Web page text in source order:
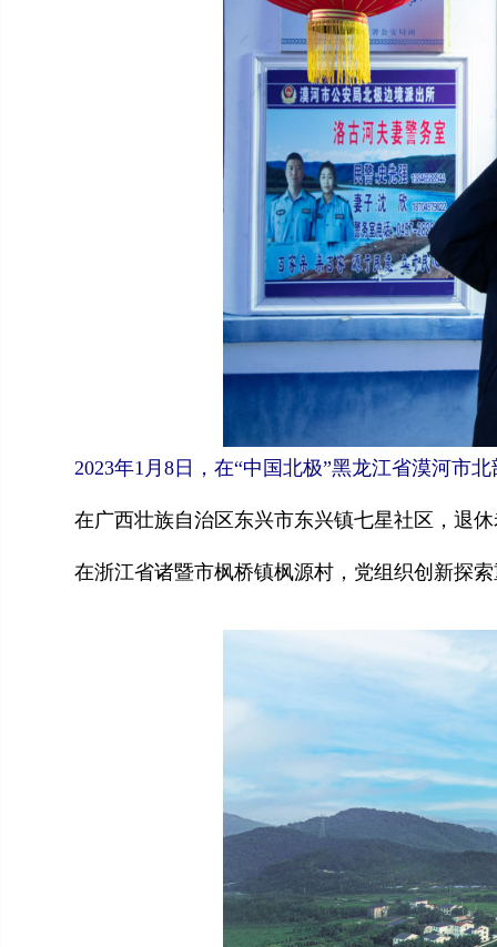
2023年1月8日，在“中国北极”黑龙江省漠河市北
在广西壮族自治区东兴市东兴镇七星社区，退休
在浙江省诸暨市枫桥镇枫源村，党组织创新探索